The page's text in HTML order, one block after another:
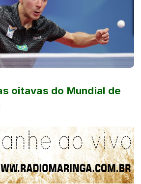
oitavas do Mundial de